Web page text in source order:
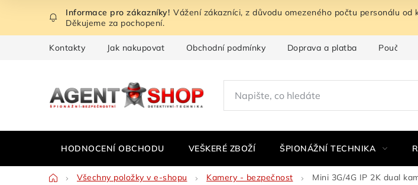
obsah
Vážení zákazníci, z důvodu omezeného počtu personálu
Děkujeme za pochopení.
Kontakty Jak nakupovat Obchodní podmínky Doprava a platba Poučení
HODNOCENÍ OBCHODU VEŠKERÉ ZBOŽÍ ŠPIONÁŽNÍ TECHNIKA
DomůVšechny položky v e-shopu Kamery - bezpečnost Mini 3G/4G IP 2K dual